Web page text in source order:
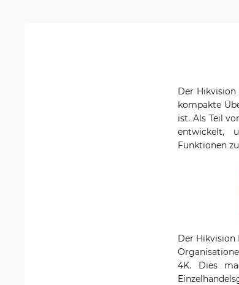
Der Hikvision
kompakte
ist. Als Teil
entwickelt,
Funktionen
Der Hikvision
4K. Dies